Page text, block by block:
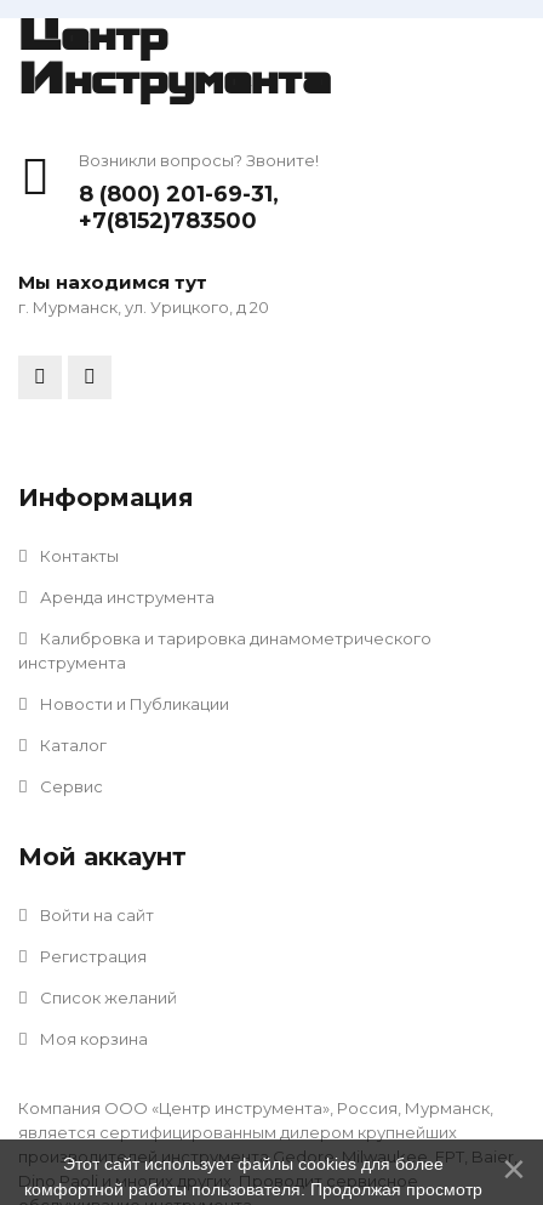
Центр
Инструмента
Возникли вопросы? Звоните!
8 (800) 201-69-31,
+7(8152)783500
Мы находимся тут
г. Мурманск, ул. Урицкого, д 20
Информация
Контакты
Аренда инструмента
Калибровка и тарировка динамометрического
инструмента
Новости и Публикации
Каталог
Сервис
Мой аккаунт
Войти на сайт
Регистрация
Список желаний
Моя корзина
Компания ООО «Центр инструмента», Россия, Мурманск,
является сертифицированным дилером крупнейших
производителей инструмента Gedore, Milwaukee, FPT, Baier,
Dino Paoli и многих других. Проводит сервисное
Этот сайт использует файлы cookies для более
комфортной работы пользователя. Продолжая просмотр